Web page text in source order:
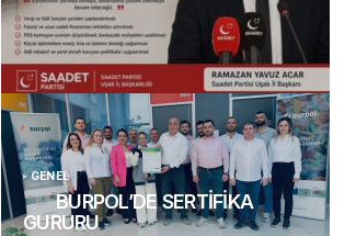
(başlıksız)
Alaattin Karahan tarafından 14/07/2026
GENEL
BURPOL’DE SERTİFİKA
GURURU